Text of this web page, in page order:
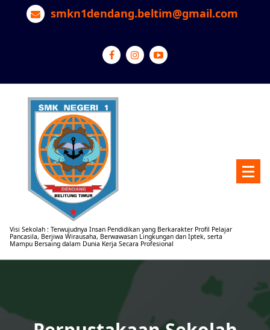
Lewati
smkn1dendang.beltim@gmail.com
Visi Sekolah : Terwujudnya Insan Pendidikan yang Berkarakter Profil Pelajar
Pancasila, Berjiwa Wirausaha, Berwawasan Lingkungan dan Iptek, serta
Mampu Bersaing dalam Dunia Kerja Secara Profesional